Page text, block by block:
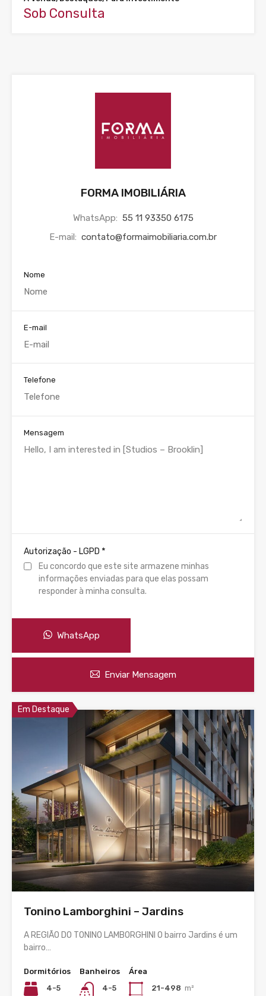
Sob Consulta
FORMA IMOBILIÁRIA
WhatsApp: 55 11 93350 6175
E-mail: contato@formaimobiliaria.com.br
Nome
E-mail
Telefone
Mensagem
Autorização - LGPD *
Eu concordo que este site armazene minhas
informações enviadas para que elas possam
responder à minha consulta.
WhatsApp
Enviar Mensagem
Em Destaque
Tonino Lamborghini – Jardins
A REGIÃO DO TONINO LAMBORGHINI O bairro Jardins é um
bairro…
Dormitórios
4-5
Banheiros
4-5
Área
21-498 m²